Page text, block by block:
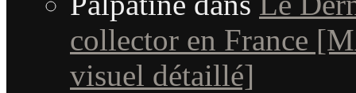
collector en France
visuel détaillé]